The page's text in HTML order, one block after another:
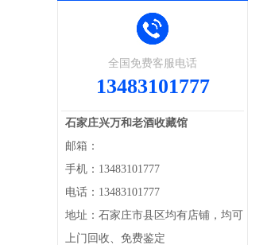
全国免费客服电话
13483101777
石家庄兴万和老酒收藏馆
邮箱：
手机：13483101777
电话：13483101777
地址：石家庄市县区均有店铺，均可
上门回收、免费鉴定